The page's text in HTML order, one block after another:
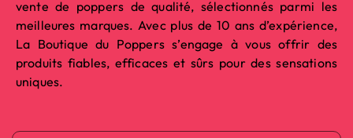
vente de poppers de qualité, sélectionnés parmi les
meilleures marques. Avec plus de 10 ans d’expérience,
La Boutique du Poppers s’engage à vous offrir des
produits fiables, efficaces et sûrs pour des sensations
uniques.